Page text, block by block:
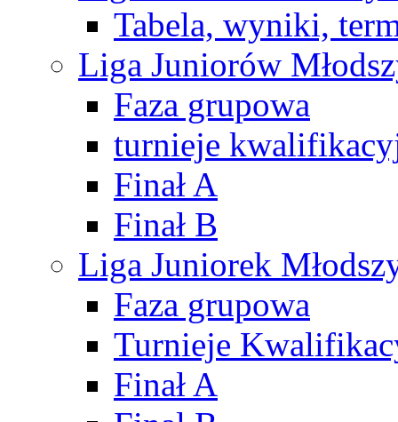
Tabela, wyniki,
Liga Juniorów
Faza grupowa
turnieje
Finał A
Finał B
Liga Juniorek
Faza grupowa
Turnieje
Finał A